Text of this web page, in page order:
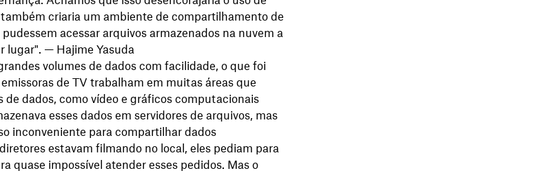
criaria um ambiente de compartilhamento de
acessar arquivos armazenados na nuvem a
lugar". — Hajime Yasuda
volumes de dados com facilidade, o que foi
de TV trabalham em muitas áreas que
de dados, como vídeo e gráficos computacionais
esses dados em servidores de arquivos, mas
inconveniente para compartilhar dados
estavam filmando no local, eles pediam para
quase impossível atender esses pedidos. Mas o